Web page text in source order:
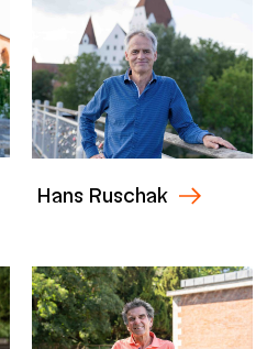
Hans Ruschak